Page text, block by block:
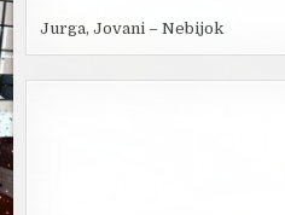
Jurga, Jovani – Nebijok